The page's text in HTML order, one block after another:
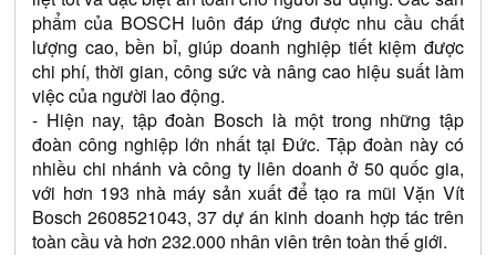
phẩm của BOSCH luôn đáp ứng được nhu cầu chất
lượng cao, bền bỉ, giúp doanh nghiệp tiết kiệm được
chi phí, thời gian, công sức và nâng cao hiệu suất làm
việc của người lao động.
- Hiện nay, tập đoàn Bosch là một trong những tập
đoàn công nghiệp lớn nhất tại Đức. Tập đoàn này có
nhiều chi nhánh và công ty liên doanh ở 50 quốc gia,
với hơn 193 nhà máy sản xuất để tạo ra mũi Vặn Vít
Bosch 2608521043, 37 dự án kinh doanh hợp tác trên
toàn cầu và hơn 232.000 nhân viên trên toàn thế giới.